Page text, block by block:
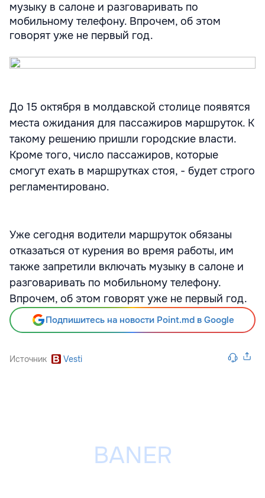
музыку в салоне и разговаривать по
мобильному телефону. Впрочем, об этом
говорят уже не первый год.
До 15 октября в молдавской столице появятся
места ожидания для пассажиров маршруток. К
такому решению пришли городские власти.
Кроме того, число пассажиров, которые
смогут ехать в маршрутках стоя, - будет строго
регламентировано.
Уже сегодня водители маршруток обязаны
отказаться от курения во время работы, им
также запретили включать музыку в салоне и
разговаривать по мобильному телефону.
Впрочем, об этом говорят уже не первый год.
Подпишитесь на новости Point.md в Google
Источник Vesti